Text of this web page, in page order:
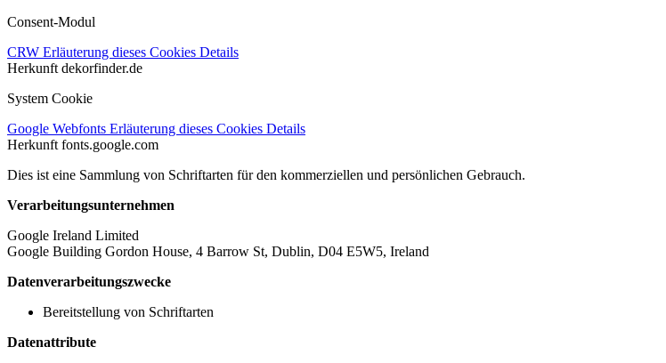
Consent-Modul
CRW Erläuterung dieses Cookies Details
Herkunft dekorfinder.de
System Cookie
Google Webfonts Erläuterung dieses Cookies Details
Herkunft fonts.google.com
Dies ist eine Sammlung von Schriftarten für den kommerziellen und persönlichen Gebrauch.
Verarbeitungsunternehmen
Google Ireland Limited
Google Building Gordon House, 4 Barrow St, Dublin, D04 E5W5, Ireland
Datenverarbeitungszwecke
Bereitstellung von Schriftarten
Datenattribute